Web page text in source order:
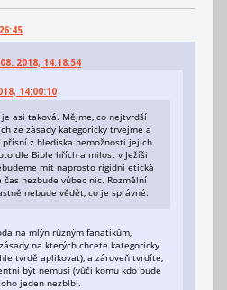
2018, 14:18:54
14:00:10
asi taková. Mějme, co nejtvrdší
ze zásady kategoricky trvejme a
z hlediska nemožnosti jejich
dle Bible hřích a milost v Ježíši
mít naprosto rigidní etická
nezbude vůbec nic. Rozmělní
nebude vědět, co je správné.
na mlýn různým fanatikům,
na kterých chcete kategoricky
tvrdě aplikovat), a zároveň tvrdíte,
být nemusí (vůči komu kdo bude
jeden nezblbl.